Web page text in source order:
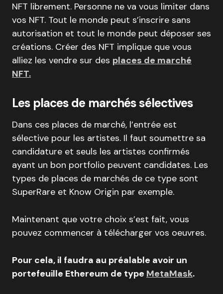
NFT librement. Personne ne va vous limiter dans
vos NFT. Tout le monde peut s’inscrire sans
autorisation et tout le monde peut déposer ses
créations. Créer des NFT implique que vous
alliez les vendre sur des places de marché
NFT.
Les places de marchés sélectives
Dans ces places de marché, l’entrée est
sélective pour les artistes. Il faut soumettre sa
candidature et seuls les artistes confirmés
ayant un bon portfolio peuvent candidates. Les
types de places de marchés de ce type sont
SuperRare et Know Origin par exemple.
Maintenant que votre choix s’est fait, vous
pouvez commencer à télécharger vos oeuvres.
Pour cela, il faudra au préalable avoir un
portefeuille Ethereum de type MetaMask.